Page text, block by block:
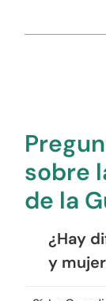
sobre
de la
¿Hay
y